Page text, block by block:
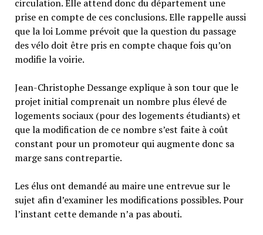
circulation. Elle attend donc du département une
prise en compte de ces conclusions. Elle rappelle aussi
que la loi Lomme prévoit que la question du passage
des vélo doit être pris en compte chaque fois qu’on
modifie la voirie.
Jean-Christophe Dessange explique à son tour que le
projet initial comprenait un nombre plus élevé de
logements sociaux (pour des logements étudiants) et
que la modification de ce nombre s’est faite à coût
constant pour un promoteur qui augmente donc sa
marge sans contrepartie.
Les élus ont demandé au maire une entrevue sur le
sujet afin d’examiner les modifications possibles. Pour
l’instant cette demande n’a pas abouti.